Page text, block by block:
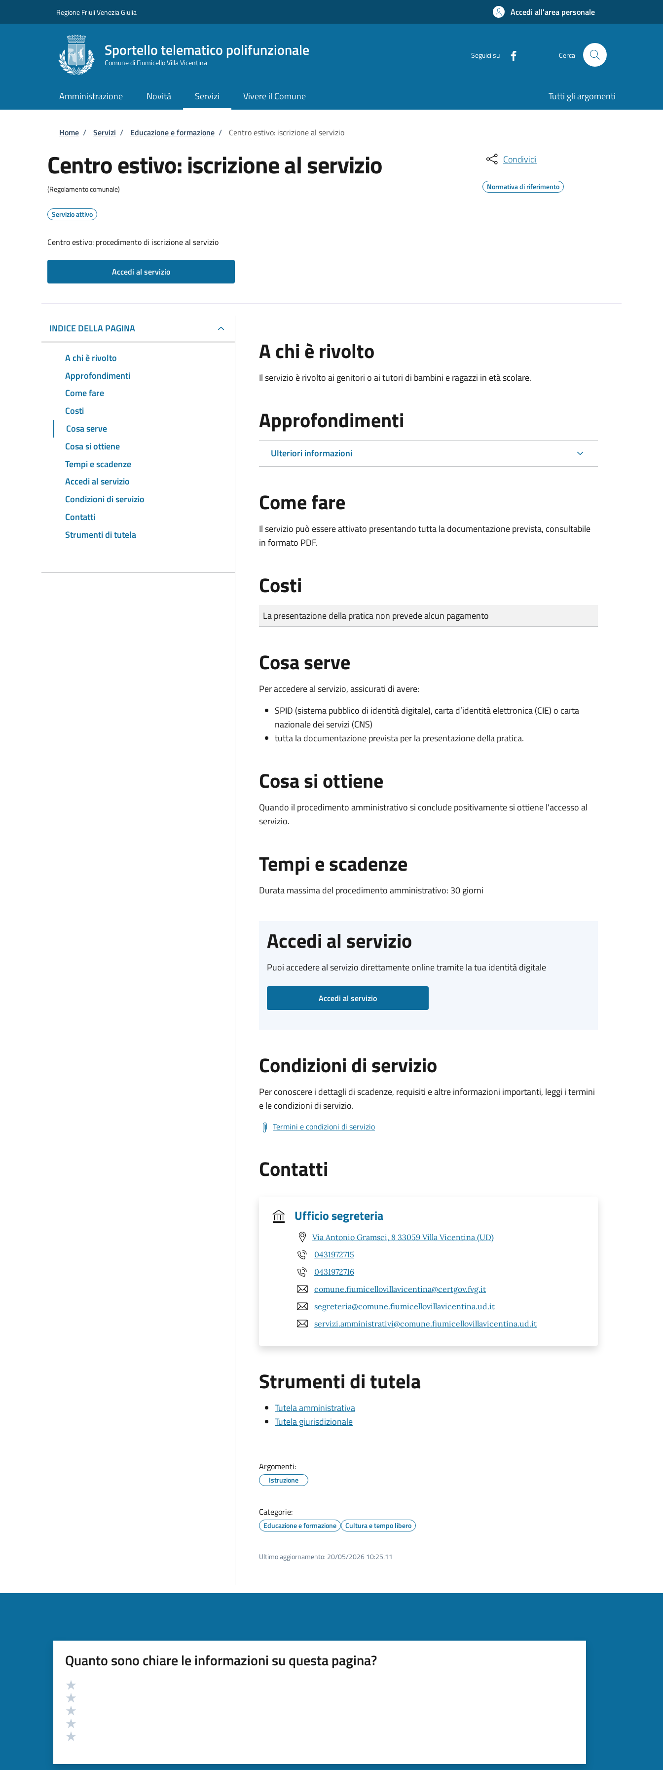
Regione Friuli Venezia Giulia Accedi all'area personale
Sportello telematico polifunzionale
Comune di Fiumicello Villa Vicentina
Seguici su Cerca
Amministrazione Novità Servizi Vivere il Comune Tutti gli argomenti
Briciole di pane
Home / Servizi / Educazione e formazione / Centro estivo: iscrizione al servizio
Centro estivo: iscrizione al servizio
(Regolamento comunale)
Servizio attivo
Centro estivo: procedimento di iscrizione al servizio
Accedi al servizio
Condividi
Normativa di riferimento
INDICE DELLA PAGINA
A chi è rivolto
Approfondimenti
Come fare
Costi
Cosa serve
Cosa si ottiene
Tempi e scadenze
Accedi al servizio
Condizioni di servizio
Contatti
Strumenti di tutela
A chi è rivolto
Il servizio è rivolto ai genitori o ai tutori di bambini e ragazzi in età scolare.
Approfondimenti
Ulteriori informazioni
Come fare
Il servizio può essere attivato presentando tutta la documentazione prevista, consultabile
in formato PDF.
Costi
Tipo di pagamento
Importo
La presentazione della pratica non prevede alcun pagamento
Cosa serve
Per accedere al servizio, assicurati di avere:
SPID (sistema pubblico di identità digitale), carta d’identità elettronica (CIE) o carta
nazionale dei servizi (CNS)
tutta la documentazione prevista per la presentazione della pratica.
Cosa si ottiene
Quando il procedimento amministrativo si conclude positivamente si ottiene l'accesso al
servizio.
Tempi e scadenze
Durata massima del procedimento amministrativo: 30 giorni
Accedi al servizio
Puoi accedere al servizio direttamente online tramite la tua identità digitale
Accedi al servizio
Condizioni di servizio
Per conoscere i dettagli di scadenze, requisiti e altre informazioni importanti, leggi i termini
e le condizioni di servizio.
Termini e condizioni di servizio
Contatti
Ufficio segreteria
Via Antonio Gramsci, 8 33059 Villa Vicentina (UD)
0431972715
0431972716
comune.fiumicellovillavicentina@certgov.fvg.it
segreteria@comune.fiumicellovillavicentina.ud.it
servizi.amministrativi@comune.fiumicellovillavicentina.ud.it
Strumenti di tutela
Tutela amministrativa
Tutela giurisdizionale
Argomenti:
Istruzione
Categorie:
Educazione e formazione Cultura e tempo libero
Ultimo aggiornamento: 20/05/2026 10:25.11
Quanto sono chiare le informazioni su questa pagina?
Valutazione